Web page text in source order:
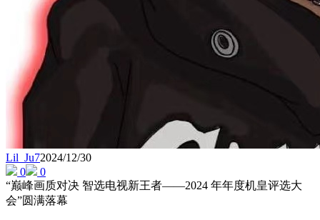
Lil_Ju72024/12/30
0
0
“巅峰画质对决 智选电视新王者——2024 年年度机皇评选大
会”圆满落幕